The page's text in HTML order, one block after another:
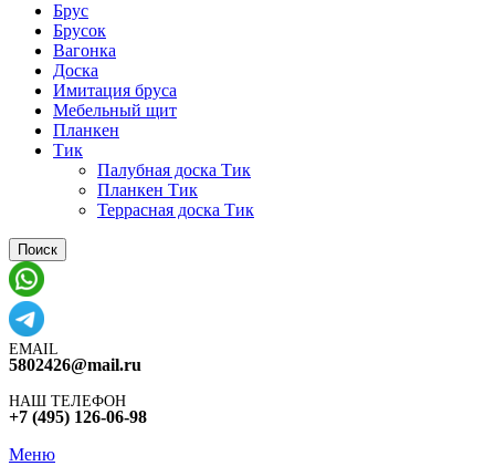
Брус
Брусок
Вагонка
Доска
Имитация бруса
Мебельный щит
Планкен
Тик
Палубная доска Тик
Планкен Тик
Террасная доска Тик
Поиск
EMAIL
5802426@mail.ru
НАШ ТЕЛЕФОН
+7 (495) 126-06-98
Меню